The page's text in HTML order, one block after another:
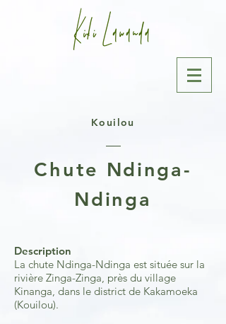
Kouilou
Chute Ndinga-
Ndinga
Description
La chute Ndinga-Ndinga est située sur la
rivière Zinga-Zinga, près du village
Kinanga, dans le district de Kakamoeka
(Kouilou).